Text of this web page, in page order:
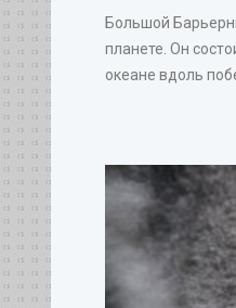
Большой
планете. Он
океане вдоль